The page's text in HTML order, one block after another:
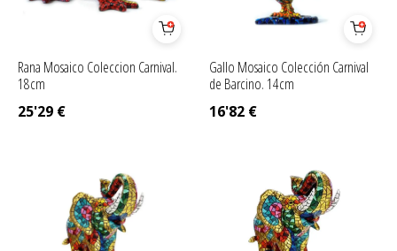
Rana Mosaico Coleccion Carnival.
18cm
25'29 €
Gallo Mosaico Colección Carnival
de Barcino. 14cm
16'82 €